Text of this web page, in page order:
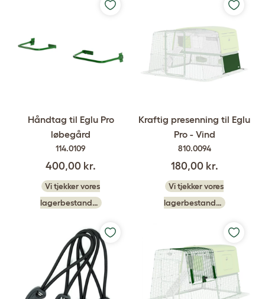
Håndtag til Eglu Pro
løbegård
114.0109
400,00 kr.
Vi tjekker vores
lagerbestand…
Kraftig presenning til Eglu
Pro - Vind
810.0094
180,00 kr.
Vi tjekker vores
lagerbestand…